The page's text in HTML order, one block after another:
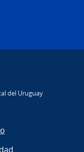
del Uruguay